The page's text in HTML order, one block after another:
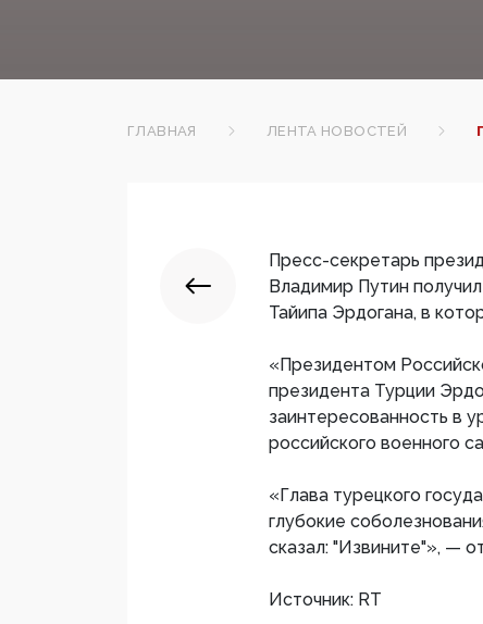
ГЛАВНАЯ ЛЕНТА НОВОСТЕЙ
Пресс-секретарь
Владимир Путин
Тайипа Эрдогана, в
«Президентом
президента Турции
заинтересованность в
российского военного
«Глава турецкого
глубокие
сказал: "Извините"», —
Источник: RT